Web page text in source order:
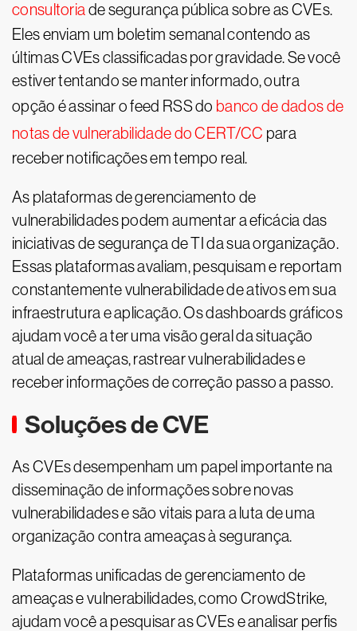
consultoria de segurança pública sobre as CVEs.
Eles enviam um boletim semanal contendo as
últimas CVEs classificadas por gravidade. Se você
estiver tentando se manter informado, outra
opção é assinar o feed RSS do banco de dados de
notas de vulnerabilidade do CERT/CC para
receber notificações em tempo real.
As plataformas de gerenciamento de
vulnerabilidades podem aumentar a eficácia das
iniciativas de segurança de TI da sua organização.
Essas plataformas avaliam, pesquisam e reportam
constantemente vulnerabilidade de ativos em sua
infraestrutura e aplicação. Os dashboards gráficos
ajudam você a ter uma visão geral da situação
atual de ameaças, rastrear vulnerabilidades e
receber informações de correção passo a passo.
Soluções de CVE
As CVEs desempenham um papel importante na
disseminação de informações sobre novas
vulnerabilidades e são vitais para a luta de uma
organização contra ameaças à segurança.
Plataformas unificadas de gerenciamento de
ameaças e vulnerabilidades, como CrowdStrike,
ajudam você a pesquisar as CVEs e analisar perfis